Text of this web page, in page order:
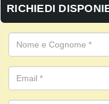
RICHIEDI